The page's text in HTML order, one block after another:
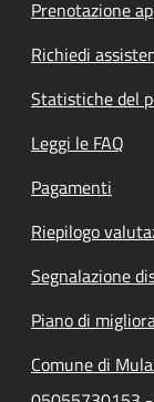
Prenotazione
Richiedi
Statistiche del
Leggi le FAQ
Pagamenti
Riepilogo
Segnalazione
Piano di
Comune di